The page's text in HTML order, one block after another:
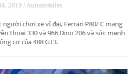
2019 / Automobiles
chơi xe vĩ đại, Ferrari P80/ C mang
thoại 330 và 966 Dino 206 và sức mạnh
cơ của 488 GT3.